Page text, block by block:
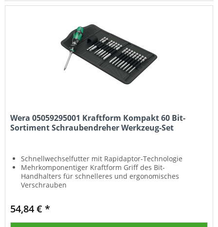
Wera 05059295001 Kraftform Kompakt 60 Bit-
Sortiment Schraubendreher Werkzeug-Set
Schnellwechselfutter mit Rapidaptor-Technologie
Mehrkomponentiger Kraftform Griff des Bit-
Handhalters für schnelleres und ergonomisches
Verschrauben
Geeignet zum Andocken an das Wera 2go System
54,84 € *